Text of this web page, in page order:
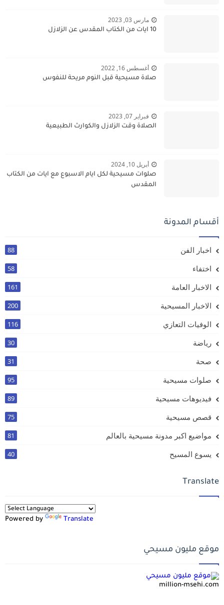
مارس 03, 2023
10 ايات من الكتاب المقدس عن الزلازل
أغسطس 16, 2022
صلاة مسيحية قبل النوم مريحة للنفوس
فبراير 07, 2023
الصلاة وقت الزلازل والكوارث الطبيعية
أبريل 10, 2024
صلوات مسيحية لكل ايام الاسبوع مع ايات من الكتاب
المقدس
أقسام المدونة
اخبار الفن 88
اختفاء 58
الاخبار العامة 161
الاخبار المسيحية 200
الوفيات التعازي 116
رياضة 30
صحة 31
صلوات مسيحية 95
فيديوهات مسيحية 89
قصص مسيحية 75
مواضيع اكبر مدونة مسيحية بالعالم 81
يسوع المسيح 40
Translate
Powered by Translate
موقع مليون مسيحي
million-msehi.com